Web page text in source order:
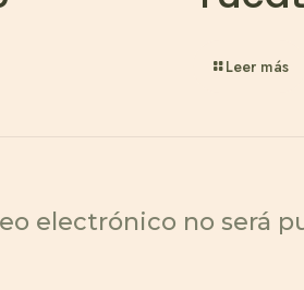
Leer más
electrónico no será